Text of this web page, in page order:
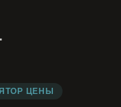
ЦЕНЫ